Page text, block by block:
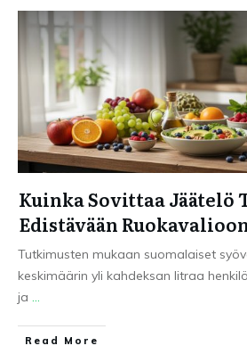
Kuinka Sovittaa Jäätelö
Edistävään
Tutkimusten mukaan suomalaiset
keskimäärin yli kahdeksan litraa
ja ...
Read More